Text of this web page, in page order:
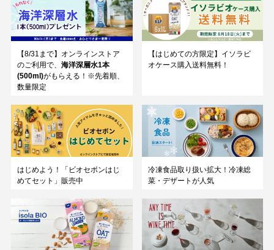
【8/31まで】オンラインストア
のご利用で、 海洋深層水1本
(500ml)がもらえる！※先着順、
数量限定
【はじめての方限定】イソラビ
オケース購入送料無料！
はじめよう！「ビオセボンはじ
めてセット」販売中
冷凍食品取り扱い拡大！冷凍総
菜・デザートが人気